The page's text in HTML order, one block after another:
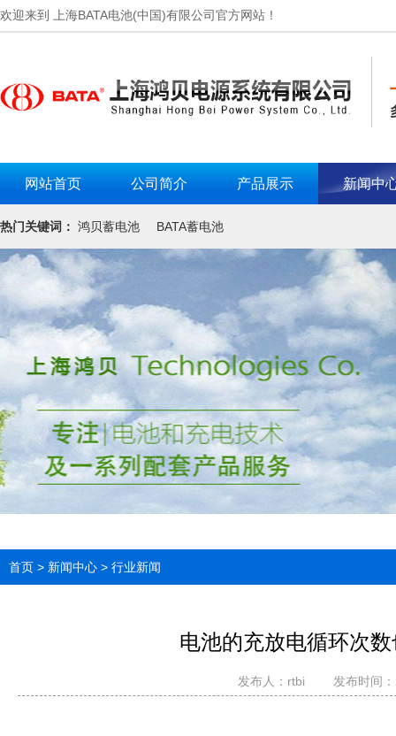
欢迎来到 上海BATA电池(中国)有限公司官方网站！
网站首页 公司简介 产品展示 新闻中
热门关键词： 鸿贝蓄电池 BATA蓄电池
首页 > 新闻中心 > 行业新闻
电池的充放电循环次
发布人：rtbi 发布时间